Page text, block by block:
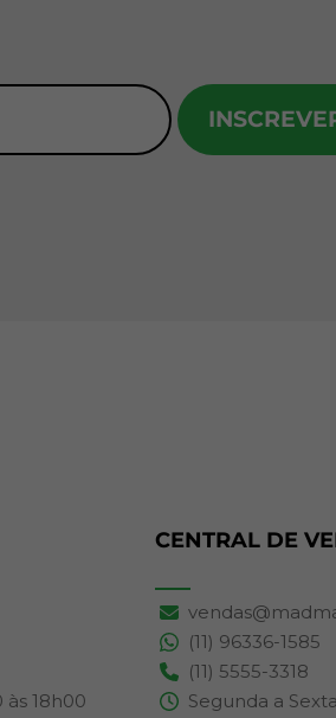
18h00
CENTRAL DE
(11) 96336-1585
(11) 5555-3318
Segunda a